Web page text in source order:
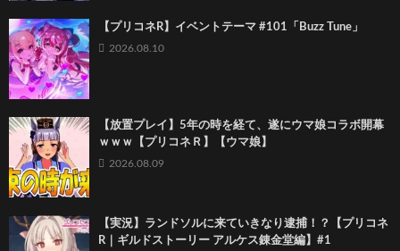
【プリコネR】イベントテーマ #101「Buzz Tune」
2026.08.10
【放置プレイ】5年の時を経て、遂にウマ娘コラボ開幕
ｗｗｗ【プリコネＲ】【ウマ娘】
2026.08.09
【実況】ランドソルに来ていきなり逮捕！？【プリコネ
R｜ギルドストーリー アルケス錬金堂編】#1